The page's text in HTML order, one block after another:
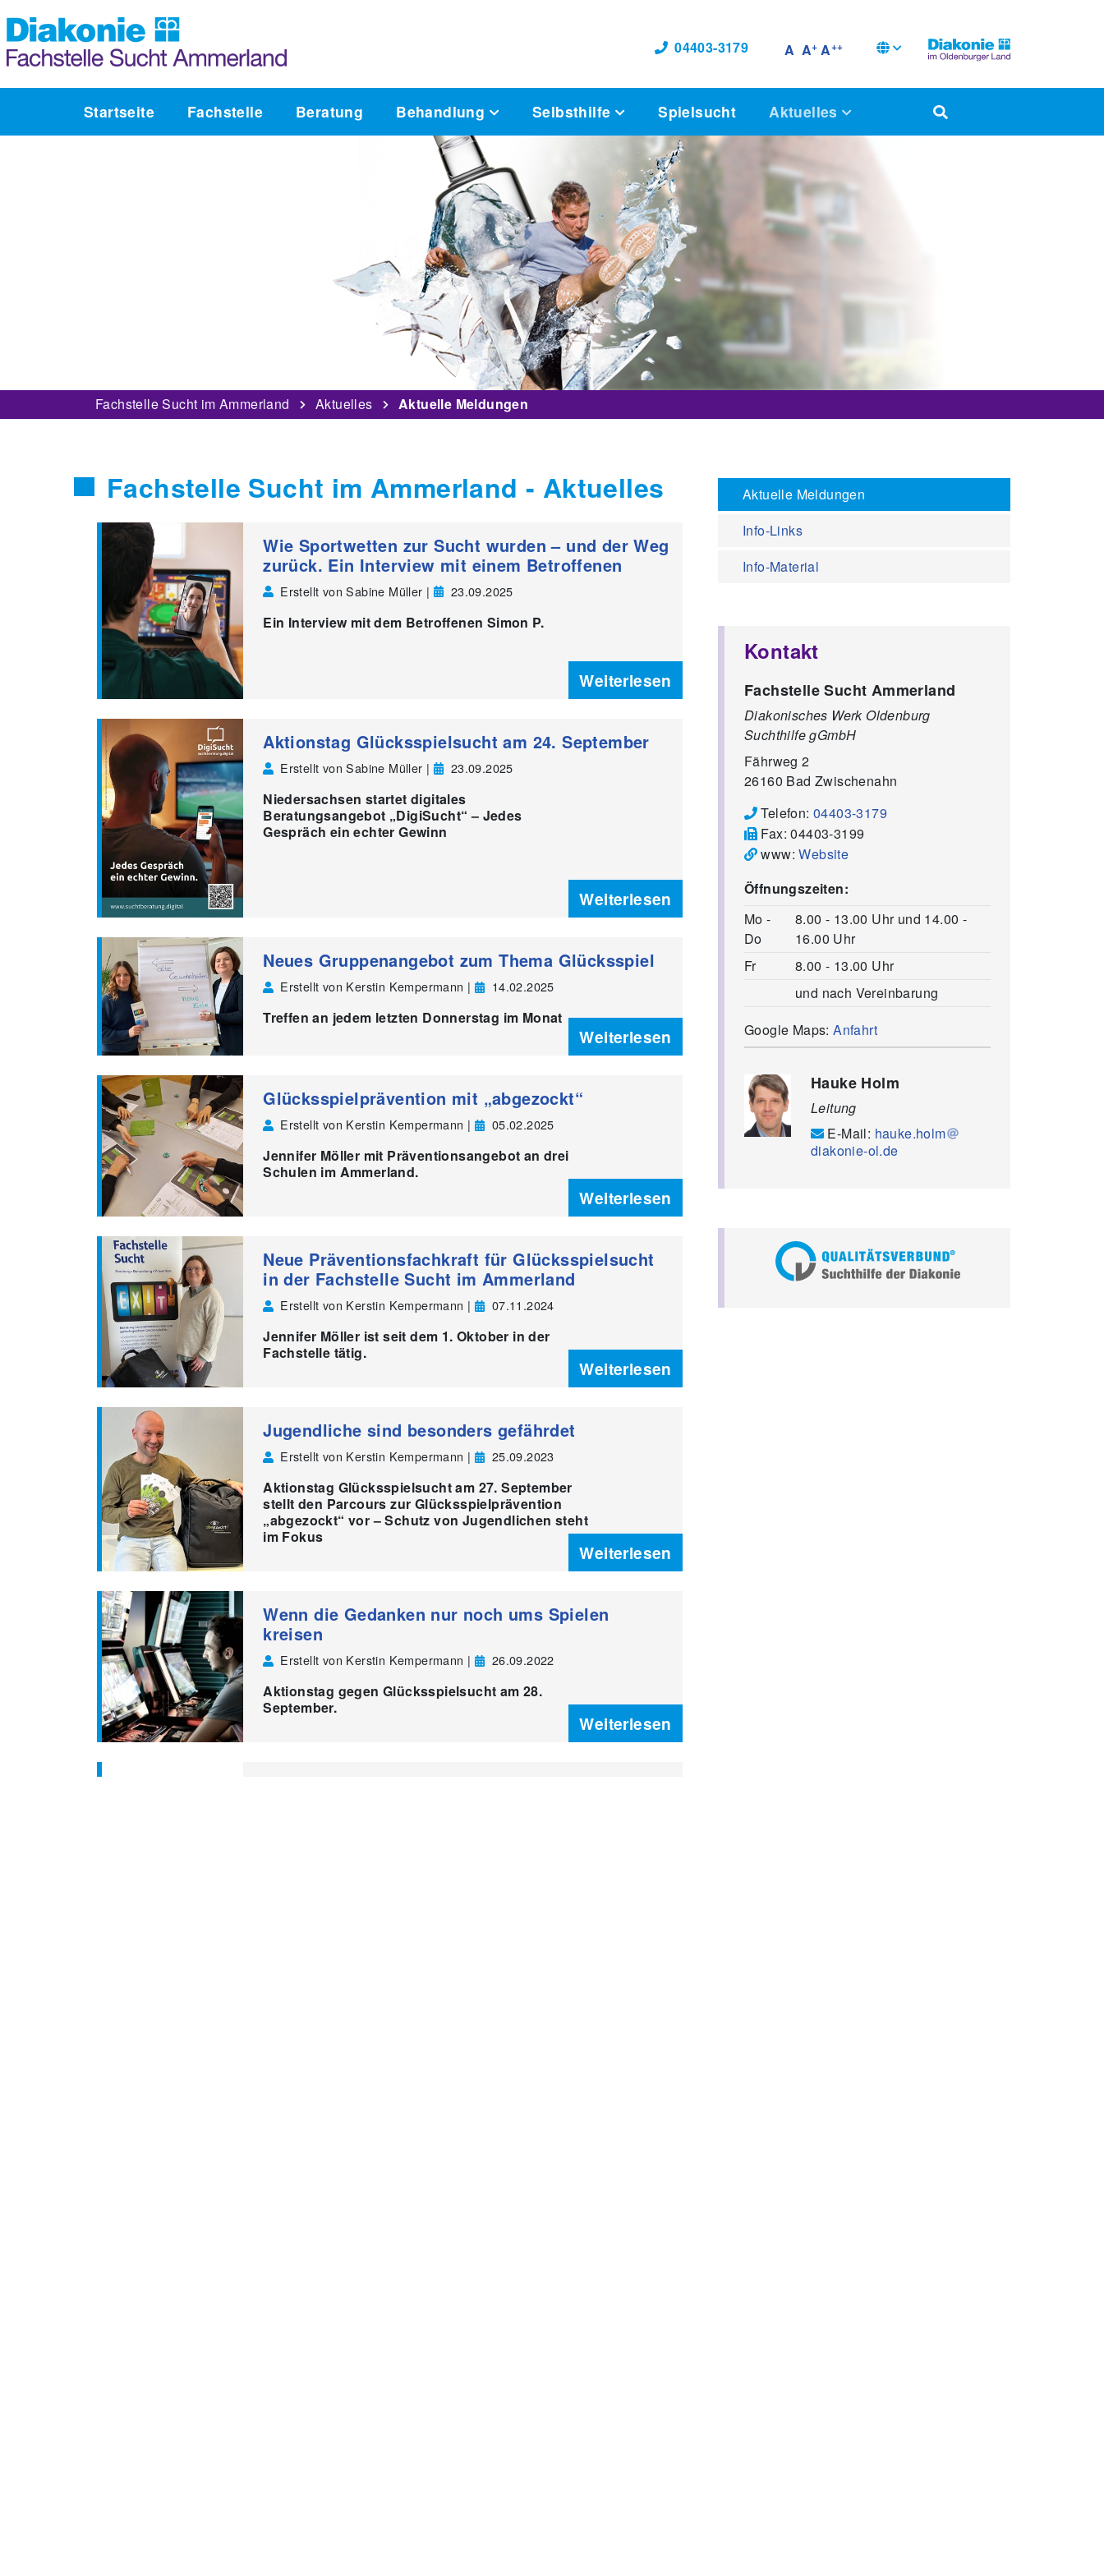
04403-3179 A A+ A++
Startseite Fachstelle Beratung Behandlung Selbsthilfe Spielsucht Aktuelles
Fachstelle Sucht im Ammerland Aktuelles Aktuelle Meldungen
Aktuelle Meldungen
Info-Links
Info-Material
Kontakt
Fachstelle Sucht Ammerland
Diakonisches Werk Oldenburg
Suchthilfe gGmbH
Fährweg 2
26160 Bad Zwischenahn
Telefon:04403-3179
Fax:04403-3199
www:Website
Öffnungszeiten:
Mo -
Do
8.00 - 13.00 Uhr und 14.00 -
16.00 Uhr
Fr
8.00 - 13.00 Uhr
und nach Vereinbarung
Google Maps:Anfahrt
Hauke Holm
Leitung
E-Mail: hauke.holm
diakonie-ol.de
Fachstelle Sucht im Ammerland - Aktuelles
Wie Sportwetten zur Sucht wurden – und der Weg
zurück. Ein Interview mit einem Betroffenen
Erstellt von Sabine Müller | 23.09.2025
Ein Interview mit dem Betroffenen Simon P.
Weiterlesen
Aktionstag Glücksspielsucht am 24. September
Erstellt von Sabine Müller | 23.09.2025
Niedersachsen startet digitales
Beratungsangebot „DigiSucht“ – Jedes
Gespräch ein echter Gewinn
Weiterlesen
Neues Gruppenangebot zum Thema Glücksspiel
Erstellt von Kerstin Kempermann | 14.02.2025
Treffen an jedem letzten Donnerstag im Monat
Weiterlesen
Glücksspielprävention mit „abgezockt“
Erstellt von Kerstin Kempermann | 05.02.2025
Jennifer Möller mit Präventionsangebot an drei
Schulen im Ammerland.
Weiterlesen
Neue Präventionsfachkraft für Glücksspielsucht
in der Fachstelle Sucht im Ammerland
Erstellt von Kerstin Kempermann | 07.11.2024
Jennifer Möller ist seit dem 1. Oktober in der
Fachstelle tätig.
Weiterlesen
Jugendliche sind besonders gefährdet
Erstellt von Kerstin Kempermann | 25.09.2023
Aktionstag Glücksspielsucht am 27. September
stellt den Parcours zur Glücksspielprävention
„abgezockt“ vor – Schutz von Jugendlichen steht
im Fokus
Weiterlesen
Wenn die Gedanken nur noch ums Spielen
kreisen
Erstellt von Kerstin Kempermann | 26.09.2022
Aktionstag gegen Glücksspielsucht am 28.
September.
Weiterlesen